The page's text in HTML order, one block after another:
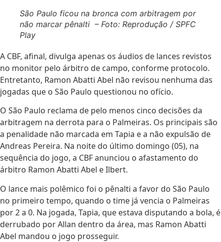
São Paulo ficou na bronca com arbitragem por
não marcar pênalti – Foto: Reprodução / SPFC
Play
A CBF, afinal, divulga apenas os áudios de lances revistos
no monitor pelo árbitro de campo, conforme protocolo.
Entretanto, Ramon Abatti Abel não revisou nenhuma das
jogadas que o São Paulo questionou no ofício.
O São Paulo reclama de pelo menos cinco decisões da
arbitragem na derrota para o Palmeiras. Os principais são
a penalidade não marcada em Tapia e a não expulsão de
Andreas Pereira. Na noite do último domingo (05), na
sequência do jogo, a CBF anunciou o afastamento do
árbitro Ramon Abatti Abel e Ilbert.
O lance mais polêmico foi o pênalti a favor do São Paulo
no primeiro tempo, quando o time já vencia o Palmeiras
por 2 a 0. Na jogada, Tapia, que estava disputando a bola, é
derrubado por Allan dentro da área, mas Ramon Abatti
Abel mandou o jogo prosseguir.